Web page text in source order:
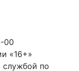
00
«16+»
службой по